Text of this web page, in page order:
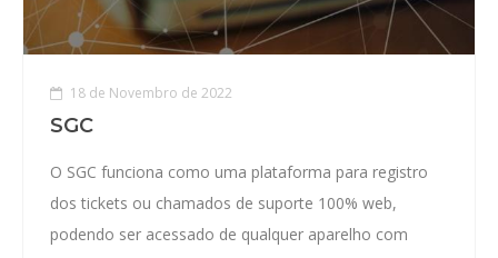
18 de Novembro de 2022
SGC
O SGC funciona como uma plataforma para registro
dos tickets ou chamados de suporte 100% web,
podendo ser acessado de qualquer aparelho com